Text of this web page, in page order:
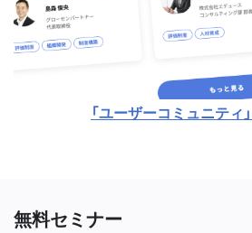
無料セミナー
「ユーザーコミュニティ